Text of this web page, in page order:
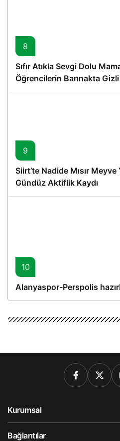
8
Sıfır Atıkla Sevgi Dolu
Öğrencilerin Barınakta
Proje
9
Siirt’te Nadide Mısır
Gündüz Aktiflik Kaydı
10
Alanyaspor-Perspolis
Kurumsal
Bağlantılar